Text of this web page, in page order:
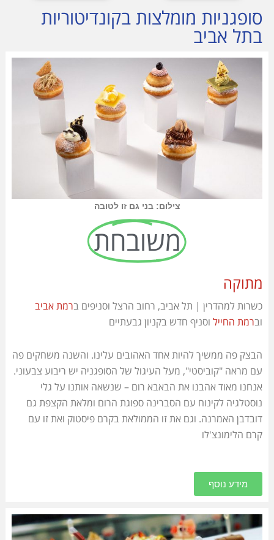
סופגניות מומלצות בקונדיטוריות
בתל אביב
צילום: בני גם זו לטובה
משובחת
מתוקה
כשרות למהדרין | תל אביב, רחוב הרצל וסניפים ברמת אביב
וברמת החיילוסניף חדש בקניון גבעתיים
הבצק פה ממשיך להיות אחד האהובים עלינו. והשנה משחקים פה
עם מראה "קוביסטי", מעל העיגול של הסופגניה יש ריבוע צבעוני.
אנחנו מאוד אהבנו את הבאבא רום – שנשאה אותנו על גלי
נוסטלגיה לקינוח עם הסברינה ספוגת הרום ומלאת הקצפת גם
דובדבן האמרנה. וגם את זו הממולאת בקרם פיסטוק ואת זו עם
קרם הלימונצ'לו
מידע נוסף